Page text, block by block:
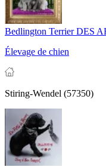
Bedlington Terrier DES
Élevage de chien
Stiring-Wendel (57350)